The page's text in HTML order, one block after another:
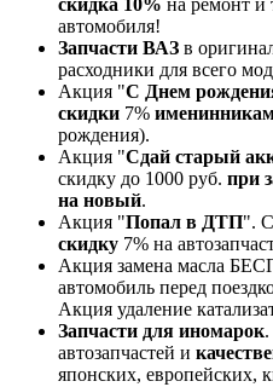
скидка 10% на ремонт и
автомобиля!
Запчасти ВАЗ в
расходники для всего
Акция "С Днем
скидки 7%
рождения).
Акция "Сдай старый
скидку до 1000 руб. при
на новый.
Акция "Попал в ДТП".
скидку 7% на
Акция замена масла
автомобиль перед
Акция удаление
Запчасти для иномарок.
автозапчастей и
японских, европейских,